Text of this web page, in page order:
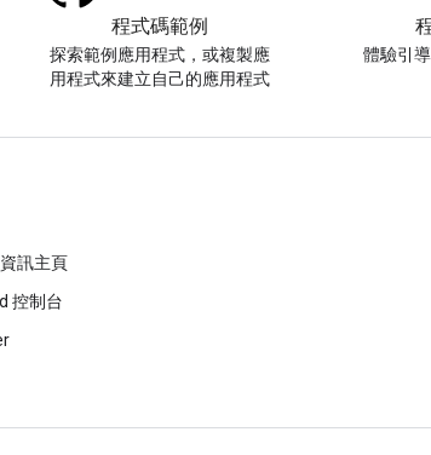
程式碼範例
探索範例應用程式，或複製應
用程式來建立自己的應用程式
體驗引
訊主頁
控制台